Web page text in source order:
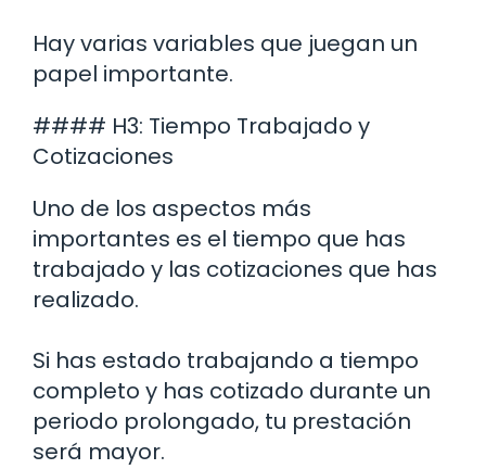
Hay varias variables que juegan un
papel importante.
#### H3: Tiempo Trabajado y
Cotizaciones
Uno de los aspectos más
importantes es el tiempo que has
trabajado y las cotizaciones que has
realizado.
Si has estado trabajando a tiempo
completo y has cotizado durante un
periodo prolongado, tu prestación
será mayor.